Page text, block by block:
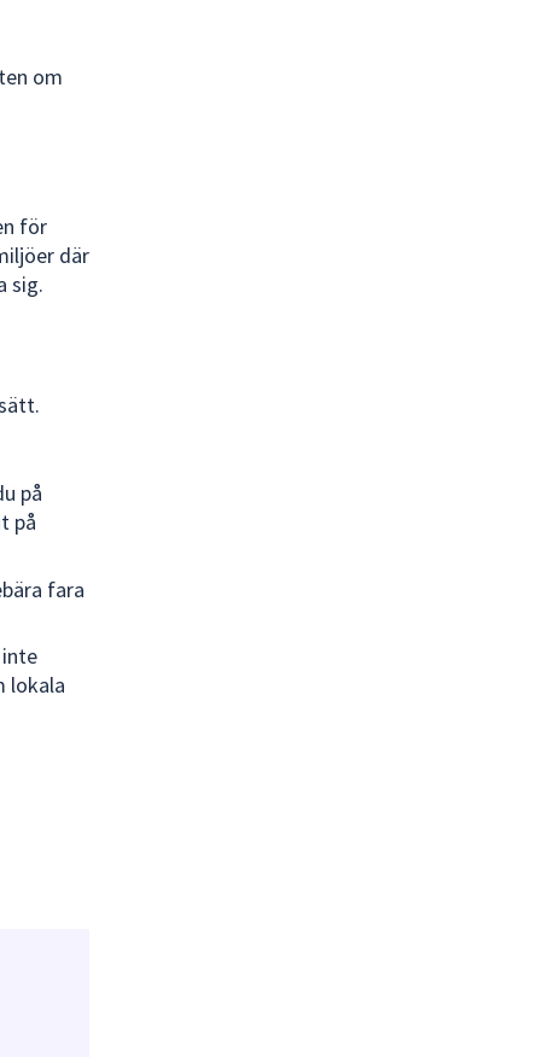
om
för
där
sig.
på
på
fara
lokala